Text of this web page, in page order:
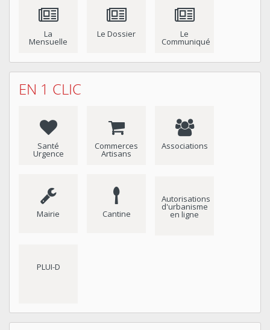
La
Mensuelle
Le Dossier Le
Communiqué
EN 1 CLIC
Santé
Urgence
Commerces
Artisans
Associations
Mairie Cantine
Autorisations
d'urbanisme
en ligne
PLUI-D